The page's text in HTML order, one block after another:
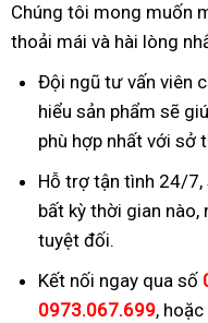
Chúng tôi mong muốn
thoải mái và hài lòng
Đội ngũ tư vấn viên
hiểu sản phẩm sẽ
phù hợp nhất với sở
Hỗ trợ tận tình 24/7,
bất kỳ thời gian
tuyệt đối.
Kết nối ngay qua số
0973.067.699,